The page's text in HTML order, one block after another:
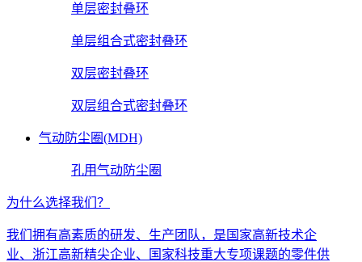
单层密封叠环
单层组合式密封叠环
双层密封叠环
双层组合式密封叠环
气动防尘圈(MDH)
孔用气动防尘圈
为什么选择我们？
我们拥有高素质的研发、生产团队，是国家高新技术企
业、浙江高新精尖企业、国家科技重大专项课题的零件供